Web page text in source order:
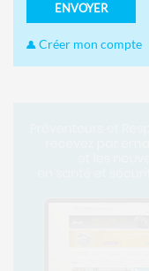
ENVOYER
Créer mon compte